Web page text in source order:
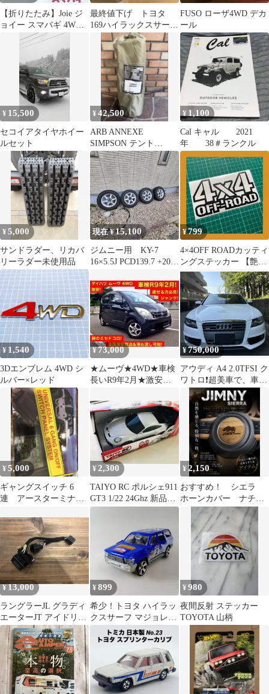
【折りたたみ】Joie ジ
ョイー スマバギ 4WD
ドリフト シグネチャー
最終値下げ トヨタ
169ハイラックスサー
フ フロアマット 新
品 国産 社外
FUSO ローザ4WD デカ
ール
¥ 15,500
セコイアタイヤホイー
ルセット
¥42,500
ARB ANNEXE
SIMPSON テント
804100
¥ 1,100
Cal キャル 2021
年 38＃ランクル
¥5,000
サンドラダー、リカバ
リーラダー未使用品
現在 ¥15,100
ジムニー用 KY-7
16×5.5J PCD139.7 +20 5
¥799
4×4OFF ROADカッティ
ングステッカー 【艶消
し黒】カラー変更可能
¥ 1,540
3Dエンブレム 4WD シ
ルバー×レッド
¥73,000
★ムーヴ★4WD★車検
長いR9年2月★激安ジ
DIY向け★
¥750,000
アウディ A4 2.0TFSI ク
ワトロ❗️超美車で、車検
タップリの格安価格‼️
¥5,000
ギャングスイッチ 6
連 アースターミナル
¥2,300
TAIYO RC ポルシェ911
GT3 1/22 24Ghz 新品ラ
ジコン
¥2,150
おすすめ！ シエラ
ホーンカバー ナチュ
ラル 簡単取付 ジム
ニー
¥13,000
ラングラーJL グラディ
エーターJT アイドリン
グストップキャンセラ
ー
¥899
希少！トヨタ ハイラッ
クスサーフ マジョレッ
ト 4 ランナー S1/58ミ
ニカー
¥980
夜間反射 ステッカー
TOYOTA 山柄